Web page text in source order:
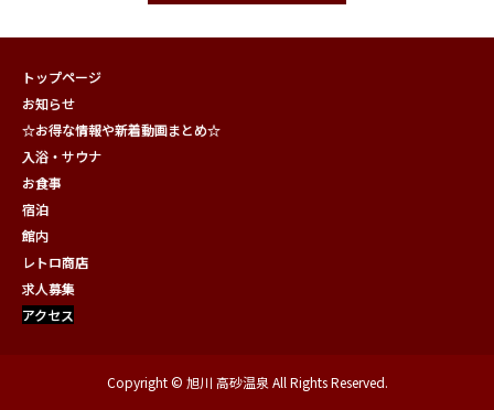
トップページ
お知らせ
☆お得な情報や新着動画まとめ☆
入浴・サウナ
お食事
宿泊
館内
レトロ商店
求人募集
アクセス
Copyright © 旭川 高砂温泉 All Rights Reserved.